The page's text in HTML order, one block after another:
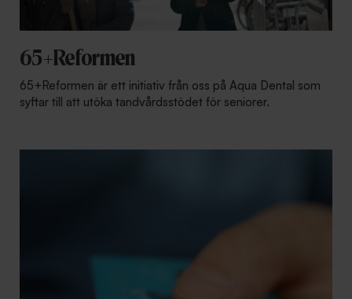
65+Reformen
65+Reformen är ett initiativ från oss på Aqua Dental som
syftar till att utöka tandvårdsstödet för seniorer.